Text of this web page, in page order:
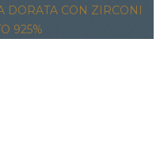
DORATA CON ZIRCONI
925%